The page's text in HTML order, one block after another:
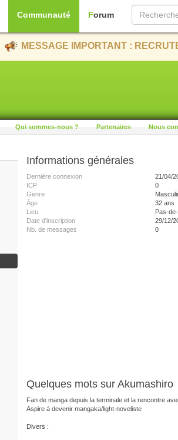
Communauté Forum
MESSAGE IMPORTANT :
Qui sommes-nous ? Partenaires Nous
Informations générales
Dernière connexion
21/04/
ICP
0
Genre
Âge
32 ans
Lieu
Pas-
Date d'inscription
29/12/
Nb. de messages
0
Quelques mots sur Akumashiro
Fan de manga depuis la terminale et la rencontre
Aspire à devenir mangaka/light-noveliste
Divers :